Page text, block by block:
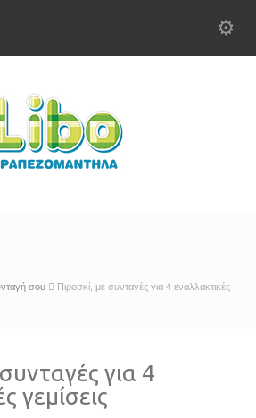
σου
Πιροσκί, με συνταγές για 4 εναλλακτικές
για 4
γεμίσεις